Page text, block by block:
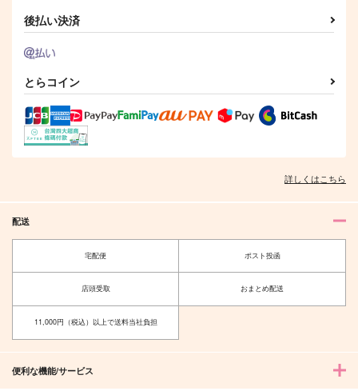
あなたのその胸の中
円卓で英国料理
330 （税込）
童磨×胡蝶しのぶ
サンプル
竈門炭治郎×栗花落カナヲ
315円
凪誠士郎×御影玲王
作品詳細
後払い決済
とらコイン
詳しくはこちら
配送
宅配便 ポスト投函
店頭受取 おまとめ配送
11,000円（税込）以上で送料当社負担
便利な機能/サービス